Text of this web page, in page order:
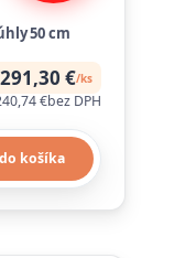
50 cm
291,30 €/ks
€bez DPH
košíka